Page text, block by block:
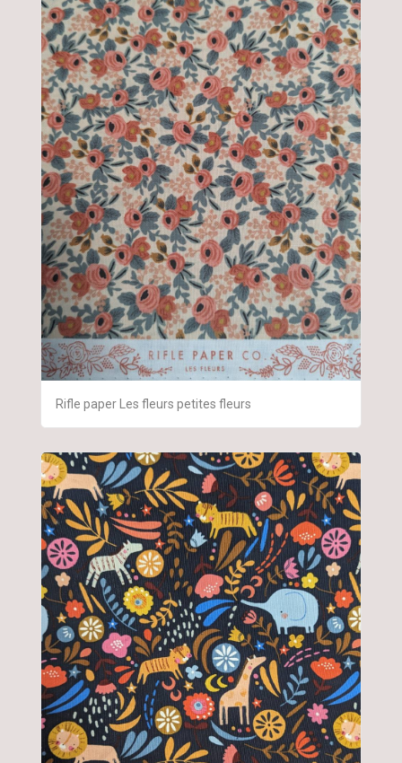
Rifle paper Les fleurs petites fleurs